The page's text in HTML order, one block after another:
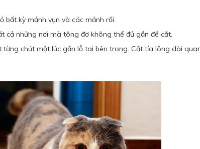
bất kỳ mảnh vụn và các mảnh rối.
cả những nơi mà tông đơ không thể đủ gần để cắt.
chút một lúc gần lỗ tai bên trong. Cắt tỉa lông dài